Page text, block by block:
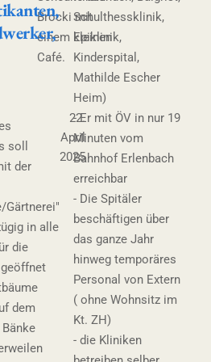
Brocki mit
einem kleinen
Café.
Schulthessklinik,
Epiklinik,
Kinderspital,
Mathilde Escher
Heim)
- Er mit ÖV in nur 19
Minuten vom
Bahnhof Erlenbach
erreichbar
- Die Spitäler
beschäftigen über
das ganze Jahr
hinweg temporäres
Personal von Extern
( ohne Wohnsitz im
Kt. ZH)
- die Kliniken
soll
der
Gärtnerei"
in alle
die
dem
22.
April
2025